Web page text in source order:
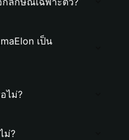
เป็น
ไม่?
ม่?